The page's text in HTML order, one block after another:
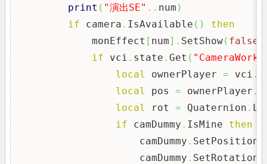
print ( "演出SE" .. num )
if camera . IsAvailable ( )
then
            monEffect
[ num] . SetShow( false
if vci . state . Get ( "CameraWork"
local
ownerPlayer = vci .
local
pos = ownerPlayer .
local
rot = Quaternion .
if camDummy . IsMine then
                    camDummy
. SetPosition
                    camDummy
. SetRotation